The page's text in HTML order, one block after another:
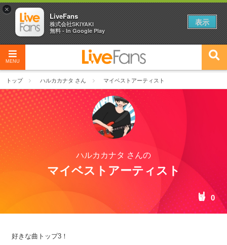
MENU
トップ ハルカカナタ さん マイベストアーティスト
ハルカカナタ さんの
マイベストアーティスト
0
好きな曲トップ3！
×
LiveFans
株式会社SKIYAKI
無料 - In Google Play
表示